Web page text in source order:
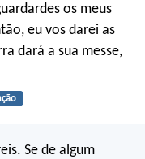
os meus
eu vos darei as
dará a sua messe,
Se de algum